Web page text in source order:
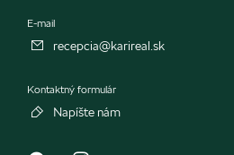
E-mail
recepcia@karireal.sk
Kontaktný formulár
Napíšte nám